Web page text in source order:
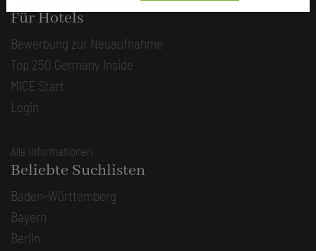
Für Hotels
Bewerbung zur Neuaufnahme
Top 250 Germany Inside
MICE Start
Login
Alle Informationen
Beliebte Suchlisten
Baden-Württemberg
Bayern
Berlin